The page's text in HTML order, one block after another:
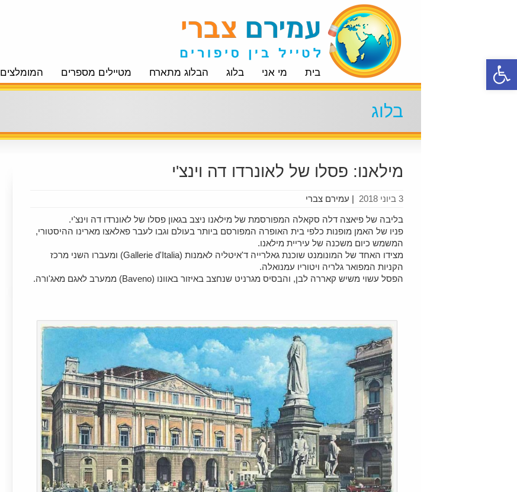
פתח סרגל נגישות בית מי אני בלוג הבלוג מתארח מטיילים מספרים המומלצים
בלוג
מילאנו: פסלו של לאונרדו דה וינצ'י
עמירם צברי | 3 ביוני 2018
בליבה של פיאצה דלה סקאלה המפורסמת של מילאנו ניצב בגאון פסלו של לאונרדו דה וינצ'י.
פניו של האמן מופנות כלפי בית האופרה המפורסם ביותר בעולם וגבו לעבר פאלאצו מארינו ההיסטורי,
המשמש כיום משכנה של עיריית מילאנו.
מצידו האחד של המונומנט שוכנת גאלרייה ד'איטליה לאמנות (Gallerie d'Italia) ומעברו השני מרכז
הקניות המפואר גלריה ויטוריו עמנואלה.
הפסל עשוי משיש קאררה לבן, והבסיס מגרניט שנחצב באיזור באוונו (Baveno) ממערב לאגם מאג'ורה.